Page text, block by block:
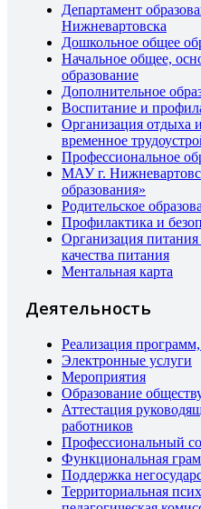
Департамент
Нижневартовска
Дошкольное общее
Начальное общее,
образование
Дополнительное
Воспитание и
Организация отдыха
временное
Профессиональное
МАУ г.
образования»
Родительское
Профилактика и
Организация
качества питания
Ментальная карта
Деятельность
Реализация
Электронные услуги
Мероприятия
Образование
Аттестация
работников
Профессиональный
Функциональная
Поддержка
Территориальная